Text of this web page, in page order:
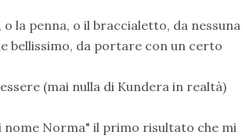
la penna, o il braccialetto, da nessuna
bellissimo, da portare con un certo
(mai nulla di Kundera in realtà)
Norma" il primo risultato che mi